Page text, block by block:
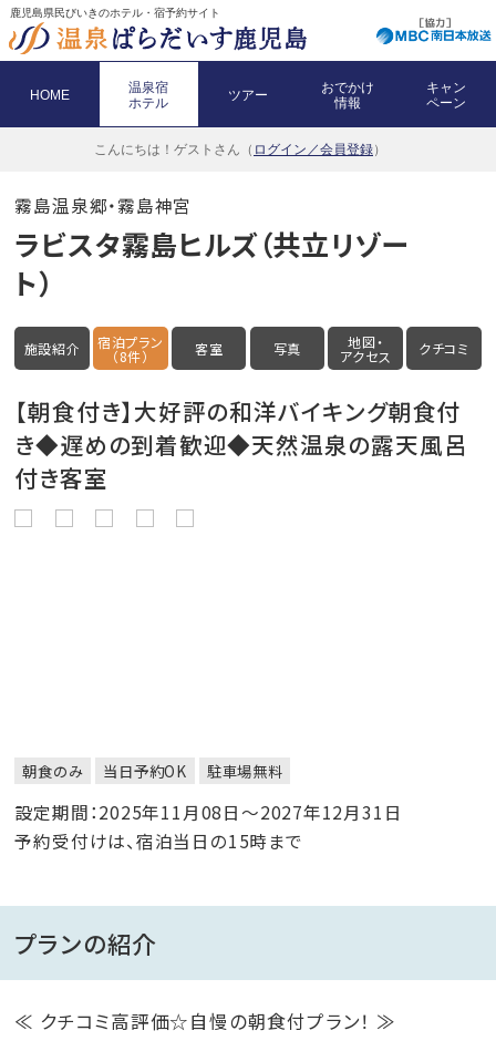
鹿児島県民びいきのホテル・宿予約サイト
HOME
温泉宿
ホテル
ツアー
おでかけ
情報
キャン
ペーン
こんにちは！ ゲストさん（ ログイン／会員登録）
霧島温泉郷・霧島神宮
ラビスタ霧島ヒルズ（共立リゾー
ト）
施設紹介 宿泊プラン
（8件） 客室 写真 地図・
アクセス クチコミ
【朝食付き】大好評の和洋バイキング朝食付
き◆遅めの到着歓迎◆天然温泉の露天風呂
付き客室
朝食のみ 当日予約OK 駐車場無料
設定期間：2025年11月08日～2027年12月31日
予約受付けは、宿泊当日の15時まで
プランの紹介
≪ クチコミ高評価☆自慢の朝食付プラン！ ≫